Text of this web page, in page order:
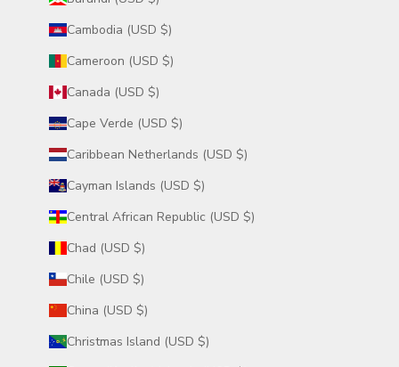
Cambodia (USD $)
Cameroon (USD $)
Canada (USD $)
Cape Verde (USD $)
Caribbean Netherlands (USD $)
Cayman Islands (USD $)
Central African Republic (USD $)
Chad (USD $)
Chile (USD $)
China (USD $)
Christmas Island (USD $)